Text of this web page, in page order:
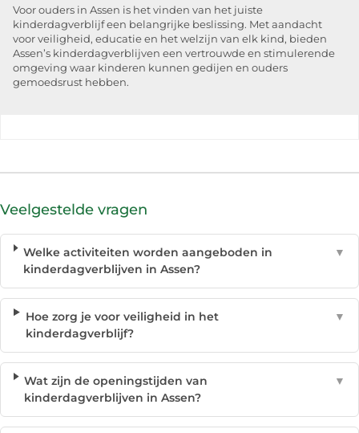
Voor ouders in Assen is het vinden van het juiste
kinderdagverblijf een belangrijke beslissing. Met aandacht
voor veiligheid, educatie en het welzijn van elk kind, bieden
Assen’s kinderdagverblijven een vertrouwde en stimulerende
omgeving waar kinderen kunnen gedijen en ouders
gemoedsrust hebben.
Veelgestelde vragen
Welke activiteiten worden aangeboden in
kinderdagverblijven in Assen?
▼
Hoe zorg je voor veiligheid in het
kinderdagverblijf?
▼
Wat zijn de openingstijden van
kinderdagverblijven in Assen?
▼